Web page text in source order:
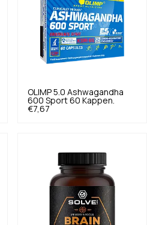
OLIMP 5.0 Ashwagandha
600 Sport 60 Kappen.
€7,67